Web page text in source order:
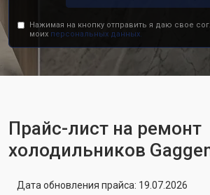
Нажимая на кнопку отправить я даю свое
моих персональных данных.
Прайс-лист на ремонт
холодильников
Дата обновления прайса: 19.07.2026